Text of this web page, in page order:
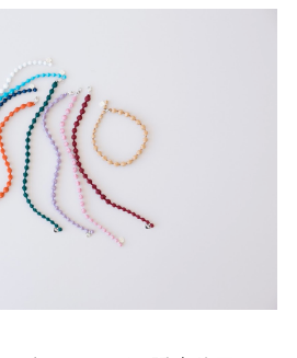
レンジ
の多くなるこれからの季
トをしない方にはアンクレ
のもおすすめです。ボトム
えてコーディネートのアク